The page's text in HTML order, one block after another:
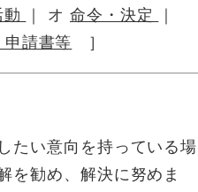
動 ｜ オ 命令・決定
申請書等 ］
たい意向を持っている場
を勧め、解決に努めま